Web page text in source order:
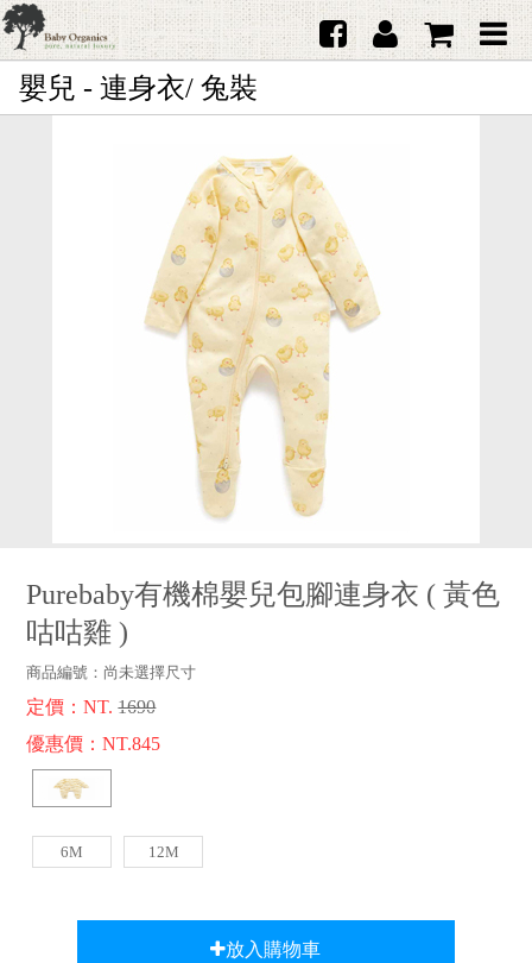
首頁
日本品牌育兒配件
韓國Merebe寶寶配件
客服專區
嬰兒 - 連身衣/ 兔裝
Purebaby有機棉嬰兒包腳連身衣 (黃色
咕咕雞 )
商品編號： 尚未選擇尺寸
定價：NT.1690
優惠價：NT.845
6M 12M
放入購物車